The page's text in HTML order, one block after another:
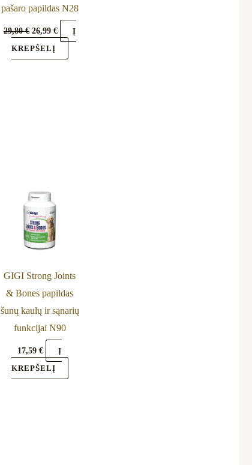
pašaro papildas N28
29,80€ 26,99 €
Į
KREPŠELĮ
GIGI Strong Joints
& Bones papildas
šunų kaulų ir sąnarių
funkcijai N90
17,59€
Į
KREPŠELĮ